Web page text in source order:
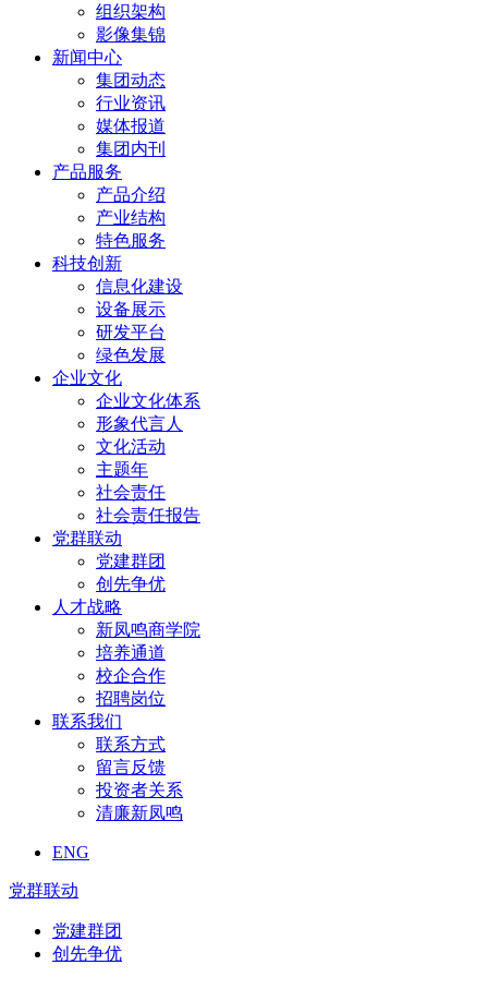
组织架构
影像集锦
新闻中心
集团动态
行业资讯
媒体报道
集团内刊
产品服务
产品介绍
产业结构
特色服务
科技创新
信息化建设
设备展示
研发平台
绿色发展
企业文化
企业文化体系
形象代言人
文化活动
主题年
社会责任
社会责任报告
党群联动
党建群团
创先争优
人才战略
新凤鸣商学院
培养通道
校企合作
招聘岗位
联系我们
联系方式
留言反馈
投资者关系
清廉新凤鸣
ENG
党群联动
党建群团
创先争优